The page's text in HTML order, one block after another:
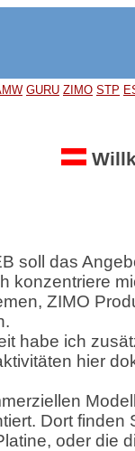
GURU ZIMO STP
soll das
konzentriere
ZIMO
habe ich
hier
Dort finden
oder die